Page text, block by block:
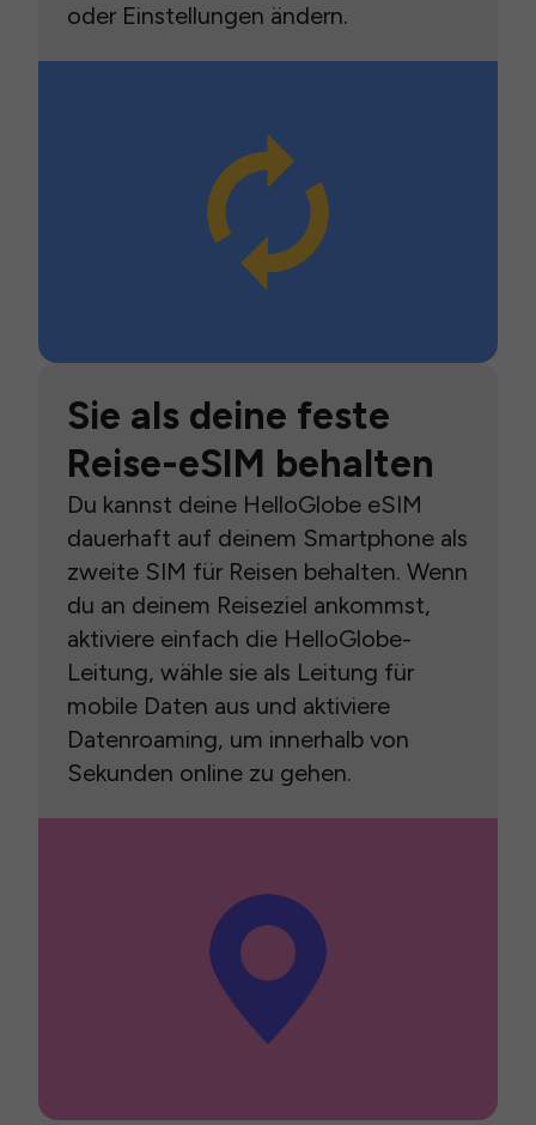
oder Einstellungen ändern.
Sie als deine feste
Reise-eSIM behalten
Du kannst deine HelloGlobe eSIM
dauerhaft auf deinem Smartphone als
zweite SIM für Reisen behalten. Wenn
du an deinem Reiseziel ankommst,
aktiviere einfach die HelloGlobe-
Leitung, wähle sie als Leitung für
mobile Daten aus und aktiviere
Datenroaming, um innerhalb von
Sekunden online zu gehen.